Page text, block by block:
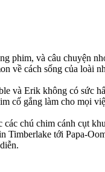
phim, và câu chuyện
về cách sống của loài
và Erik không có sức
cố gắng làm cho mọi
chú chim cánh cụt
Timberlake tới Papa-